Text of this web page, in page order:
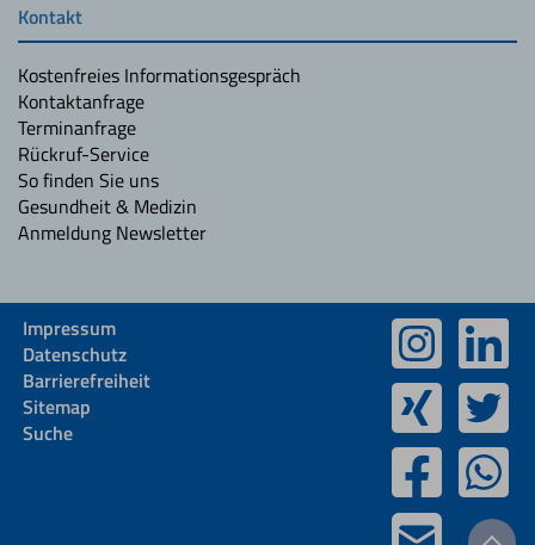
Kontakt
Kostenfreies Informationsgespräch
Kontaktanfrage
Terminanfrage
Rückruf-Service
So finden Sie uns
Gesundheit & Medizin
Anmeldung Newsletter
Impressum
Datenschutz
Barrierefreiheit
Sitemap
Suche